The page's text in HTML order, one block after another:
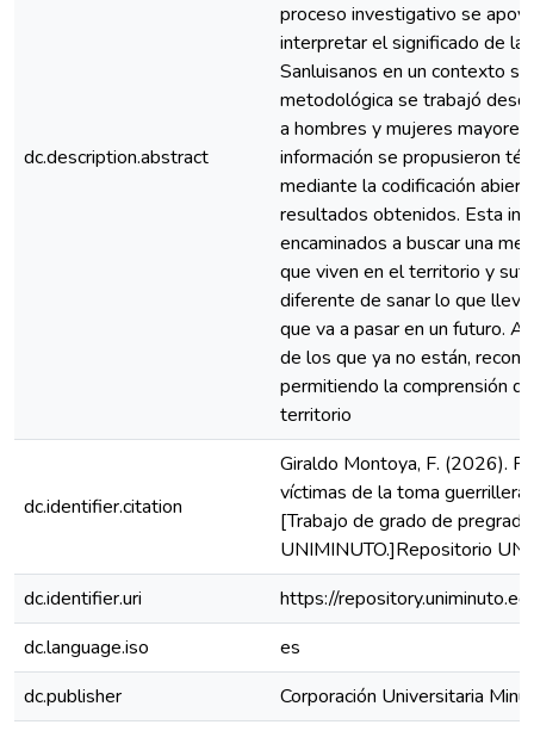
dc.description.abstract
proceso investigativo se
interpretar el significado de
Sanluisanos en un contexto
metodológica se trabajó
a hombres y mujeres
información se propusieron
mediante la codificación
resultados obtenidos. Esta
encaminados a buscar una
que viven en el territorio y
diferente de sanar lo que
que va a pasar en un futuro.
de los que ya no están,
permitiendo la comprensión
territorio
dc.identifier.citation
Giraldo Montoya, F. (2026).
víctimas de la toma
[Trabajo de grado de
UNIMINUTO.]Repositorio
dc.identifier.uri
https://
dc.language.iso
es
dc.publisher
Corporación Universitaria